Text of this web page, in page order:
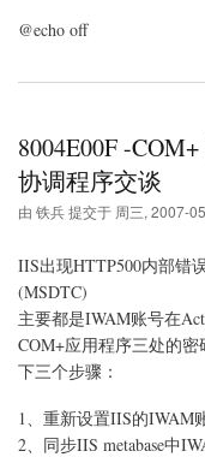
@echo off
8004E00F -
协调程序交谈
由 铁兵提交于 周三, 2007-
IIS出现HTTP500内部错
(MSDTC)
主要都是IWAM账号在
COM+应用程序三处的
下三个步骤：
1、重新设置IIS的IWAM
2、同步IIS metabase中